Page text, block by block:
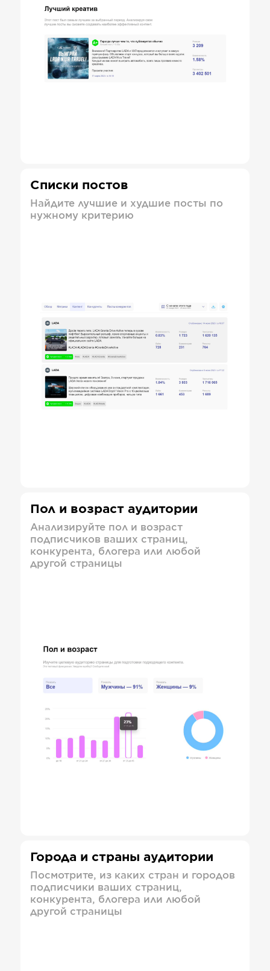
Списки постов
Найдите лучшие и худшие посты по
нужному критерию
Пол и возраст аудитории
Анализируйте пол и возраст
подписчиков ваших страниц,
конкурента, блогера или любой
другой страницы
Города и страны аудитории
Посмотрите, из каких стран и городов
подписчики ваших страниц,
конкурента, блогера или любой
другой страницы